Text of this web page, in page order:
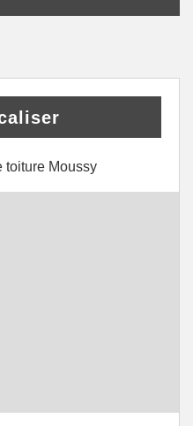
toiture Moussy